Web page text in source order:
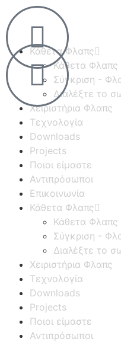
Κάθετα Φλαπς
Κάθετα Φλαπς
Σύγκριση -
Διαλέξτε το
Χειριστήρια Φλαπς
Τεχνολογία
Downloads
Projects
Ποιοι είμαστε
Αντιπρόσωποι
Επικοινωνία
Κάθετα Φλαπς
Κάθετα Φλαπς
Σύγκριση -
Διαλέξτε το
Χειριστήρια Φλαπς
Τεχνολογία
Downloads
Projects
Ποιοι είμαστε
Αντιπρόσωποι